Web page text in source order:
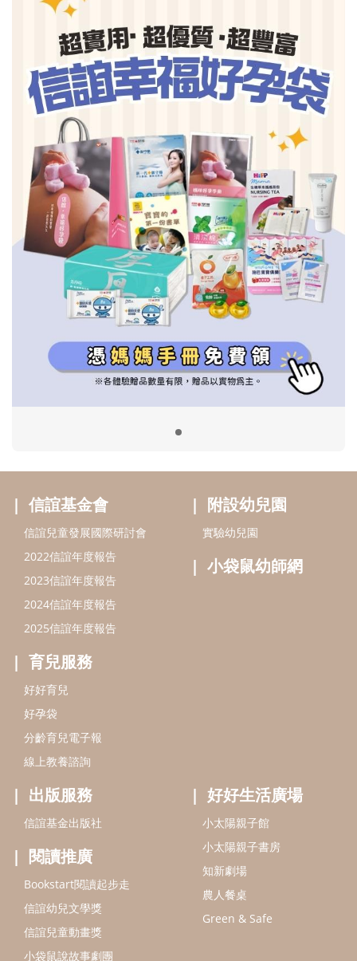
信誼基金會
2022信誼年度報告
2023信誼年度報告
2024信誼年度報告
好孕袋
分齡育兒電子報
線上教養諮詢
附設幼兒園
小袋鼠幼師網
出版服務
信誼基金出版社
閱讀推廣
Bookstart閱讀起步走
信誼幼兒文學獎
信誼兒童動畫獎
小袋鼠說故事劇團
service@hsin-yi.org.tw
信誼好好育兒
小太陽親子書房
(02)2396-5305轉2345 (週一～週五 9:00～18:00)
認識信誼 合作洽談 智慧財產權聲明
本網站建議使用IE9(含以上)或 Google Chrome 版本瀏覽器
信誼基金會/上誼文化實業股份有限公司 版權所有 ©